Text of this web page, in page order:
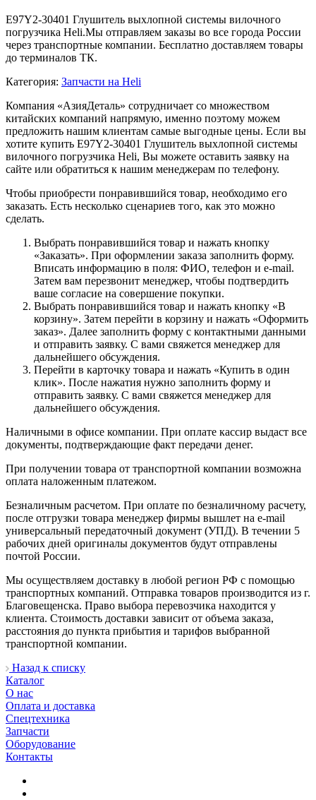
E97Y2-30401 Глушитель выхлопной системы вилочного
погрузчика Heli.Мы отправляем заказы во все города России
через транспортные компании. Бесплатно доставляем товары
до терминалов ТК.
Категория: Запчасти на Heli
Компания «АзияДеталь» сотрудничает со множеством
китайских компаний напрямую, именно поэтому можем
предложить нашим клиентам самые выгодные цены. Если вы
хотите купить E97Y2-30401 Глушитель выхлопной системы
вилочного погрузчика Heli, Вы можете оставить заявку на
сайте или обратиться к нашим менеджерам по телефону.
Чтобы приобрести понравившийся товар, необходимо его
заказать. Есть несколько сценариев того, как это можно
сделать.
Выбрать понравившийся товар и нажать кнопку
«Заказать». При оформлении заказа заполнить форму.
Вписать информацию в поля: ФИО, телефон и e-mail.
Затем вам перезвонит менеджер, чтобы подтвердить
ваше согласие на совершение покупки.
Выбрать понравившийся товар и нажать кнопку «В
корзину». Затем перейти в корзину и нажать «Оформить
заказ». Далее заполнить форму с контактными данными
и отправить заявку. С вами свяжется менеджер для
дальнейшего обсуждения.
Перейти в карточку товара и нажать «Купить в один
клик». После нажатия нужно заполнить форму и
отправить заявку. С вами свяжется менеджер для
дальнейшего обсуждения.
Наличными в офисе компании. При оплате кассир выдаст все
документы, подтверждающие факт передачи денег.
При получении товара от транспортной компании возможна
оплата наложенным платежом.
Безналичным расчетом. При оплате по безналичному расчету,
после отгрузки товара менеджер фирмы вышлет на e-mail
универсальный передаточный документ (УПД). В течении 5
рабочих дней оригиналы документов будут отправлены
почтой России.
Мы осуществляем доставку в любой регион РФ с помощью
транспортных компаний. Отправка товаров производится из г.
Благовещенска. Право выбора перевозчика находится у
клиента. Стоимость доставки зависит от объема заказа,
расстояния до пункта прибытия и тарифов выбранной
транспортной компании.
Назад к списку
Каталог
О нас
Оплата и доставка
Спецтехника
Запчасти
Оборудование
Контакты